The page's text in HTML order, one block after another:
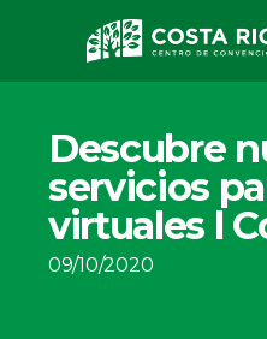
Descubre
servicios
virtuales l
09/10/2020